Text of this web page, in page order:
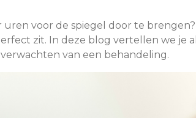
voor de spiegel door te
zit. In deze blog vertellen we je
van een behandeling.